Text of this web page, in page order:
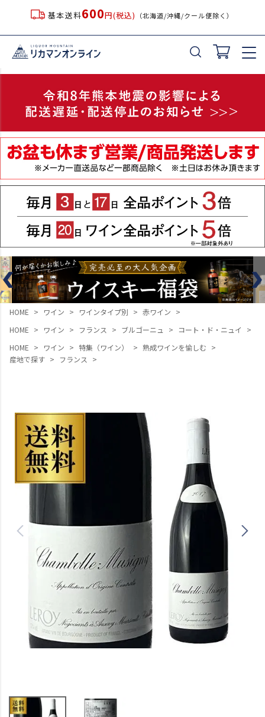
基本送料600円(税込) （北海道/沖縄/クール便除く）
HOME ワイン ワインタイプ別
赤ワイン
HOME
ワイン フランス ブルゴーニュ
コート・ド・ニュイ
HOME
ワイン 特集（ワイン）
熟成ワインを愉しむ
産地で探す
フランス